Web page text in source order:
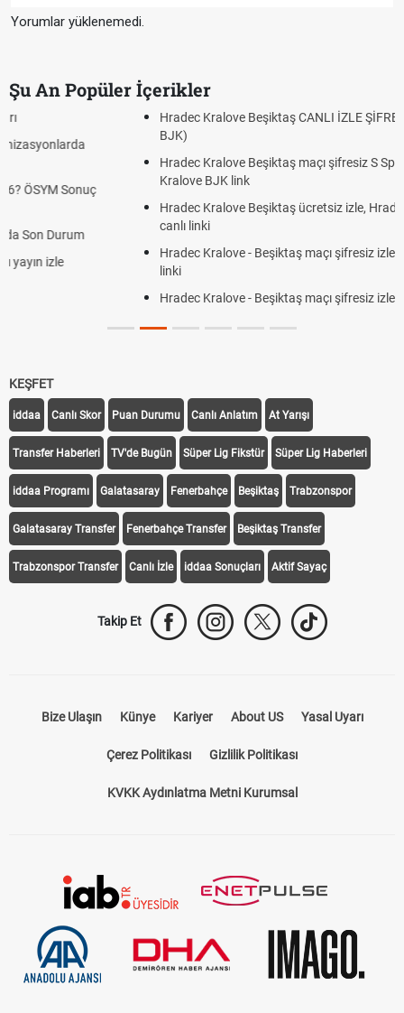
Yorumlar yüklenemedi.
Şu An Popüler İçerikler
Hradec Kralove Beşiktaş CANLI İZLE ŞİFRESİZ (Hradec Kralove
Hradec Kralove Beşiktaş maçı şifresiz S Sport Plus izle, Hradec
Hradec Kralove Beşiktaş ücretsiz izle, Hradec Kralove BJK maçı
Hradec Kralove - Beşiktaş maçı şifresiz izle canlı S Sport Plus
linki
Hradec Kralove - Beşiktaş maçı şifresiz izle canlı tv100 linki
KEŞFET
iddaa Canlı Skor Puan Durumu Canlı Anlatım At Yarışı
Transfer Haberleri TV'de Bugün Süper Lig Fikstür Süper Lig Haberleri
iddaa Programı Galatasaray Fenerbahçe Beşiktaş Trabzonspor
Galatasaray Transfer Fenerbahçe Transfer Beşiktaş Transfer
Trabzonspor Transfer Canlı İzle iddaa Sonuçları Aktif Sayaç
Takip Et
Bize Ulaşın Künye Kariyer About US Yasal Uyarı
Çerez Politikası Gizlilik Politikası
KVKK Aydınlatma Metni Kurumsal